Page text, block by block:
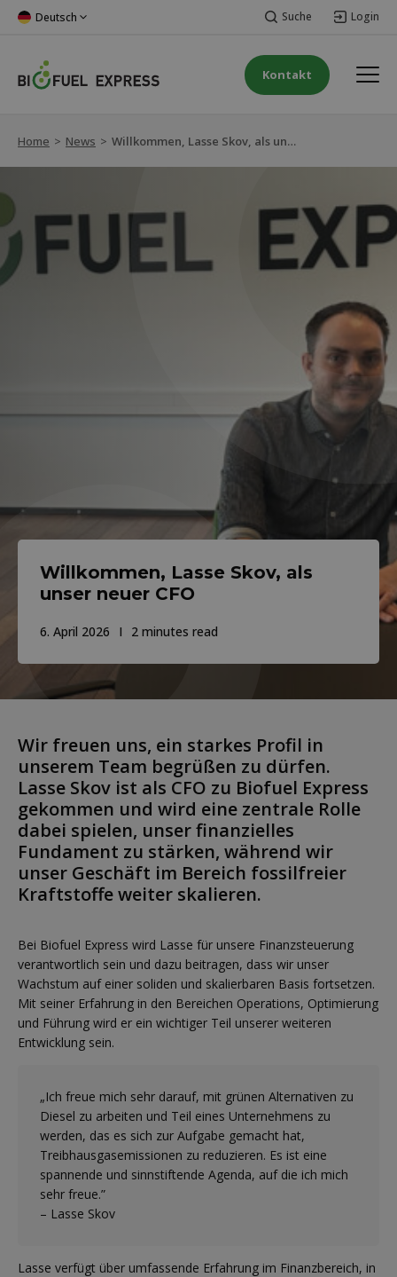
Deutsch Suche Login
Kontakt
Home > News > Willkommen, Lasse Skov, als unser neuer CFO
Willkommen, Lasse Skov, als
unser neuer CFO
6. April 2026 2 minutes read
Wir freuen uns, ein starkes Profil in
unserem Team begrüßen zu dürfen.
Lasse Skov ist als CFO zu Biofuel Express
gekommen und wird eine zentrale Rolle
dabei spielen, unser finanzielles
Fundament zu stärken, während wir
unser Geschäft im Bereich fossilfreier
Kraftstoffe weiter skalieren.
Bei Biofuel Express wird Lasse für unsere Finanzsteuerung
verantwortlich sein und dazu beitragen, dass wir unser
Wachstum auf einer soliden und skalierbaren Basis fortsetzen.
Mit seiner Erfahrung in den Bereichen Operations, Optimierung
und Führung wird er ein wichtiger Teil unserer weiteren
Entwicklung sein.
„Ich freue mich sehr darauf, mit grünen Alternativen zu
Diesel zu arbeiten und Teil eines Unternehmens zu
werden, das es sich zur Aufgabe gemacht hat,
Treibhausgasemissionen zu reduzieren. Es ist eine
spannende und sinnstiftende Agenda, auf die ich mich
sehr freue.”
– Lasse Skov
Lasse verfügt über umfassende Erfahrung im Finanzbereich, in